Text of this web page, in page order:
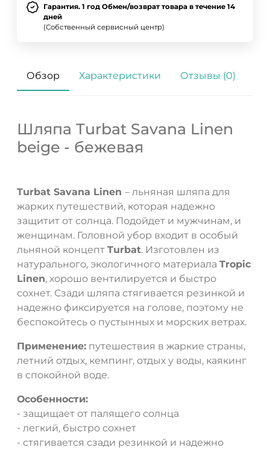
Гарантия. 1 год Обмен/возврат товара в течение 14
дней
(Собственный сервисный центр)
Обзор Характеристики Отзывы (0)
Шляпа Turbat Savana Linen
beige - бежевая
Turbat Savana Linen – льняная шляпа для
жарких путешествий, которая надежно
защитит от солнца. Подойдет и мужчинам, и
женщинам. Головной убор входит в особый
льняной концепт Turbat. Изготовлен из
натурального, экологичного материала Tropic
Linen, хорошо вентилируется и быстро
сохнет. Сзади шляпа стягивается резинкой и
надежно фиксируется на голове, поэтому не
беспокойтесь о пустынных и морских ветрах.
Применение: путешествия в жаркие страны,
летний отдых, кемпинг, отдых у воды, каякинг
в спокойной воде.
Особенности:
- защищает от палящего солнца
- легкий, быстро сохнет
- стягивается сзади резинкой и надежно
ДА НЕТ